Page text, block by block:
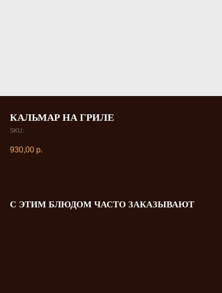
КАЛЬМАР НА ГРИЛЕ
SKU:
930,00 р.
С ЭТИМ БЛЮДОМ ЧАСТО ЗАКАЗЫВАЮТ